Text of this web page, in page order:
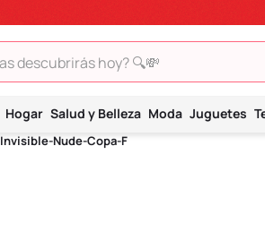
hoy? 🔍💸
Hogar Salud y Belleza Moda Juguetes
Nude-Copa-F
MÁS BUSCADOS